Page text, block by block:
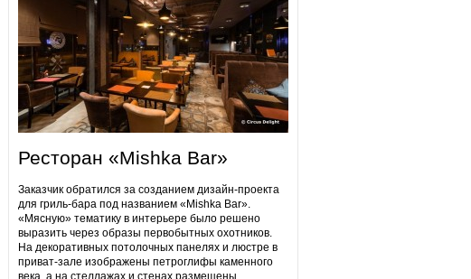
Ресторан «Mishka Bar»
Заказчик обратился за созданием дизайн-проекта
для гриль-бара под названием «Mishka Bar».
«Мясную» тематику в интерьере было решено
выразить через образы первобытных охотников.
На декоративных потолочных панелях и люстре в
приват-зале изображены петроглифы каменного
века, а на стеллажах и стенах размещены